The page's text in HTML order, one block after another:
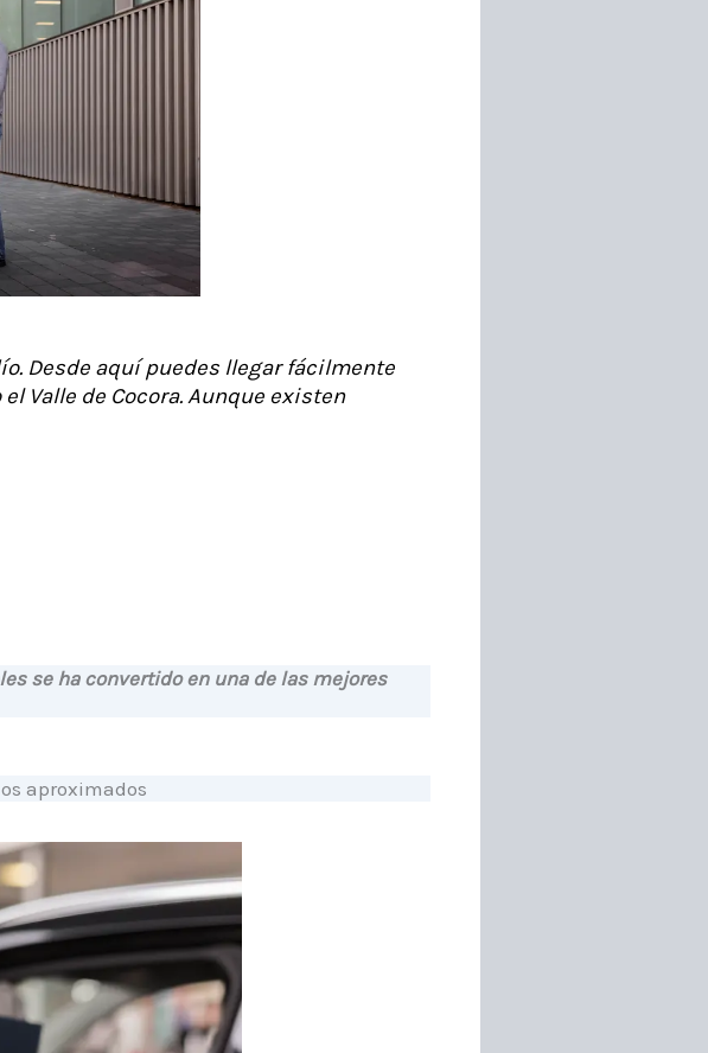
Desde aquí puedes llegar fácilmente
Valle de Cocora. Aunque existen
se ha convertido en una de las mejores
aproximados